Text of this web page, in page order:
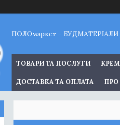
ПОЛОмаркет - БУДМАТЕРІАЛИ
ТОВАРИ ТА ПОСЛУГИ
ДОСТАВКА ТА ОПЛАТА